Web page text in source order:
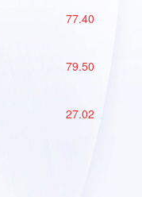
77.40
79.50
27.02